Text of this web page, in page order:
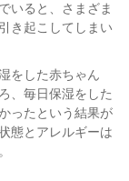
いると、さまざま
き起こしてしまい
をした赤ちゃん
、毎日保湿をした
ったという結果が
態とアレルギーは